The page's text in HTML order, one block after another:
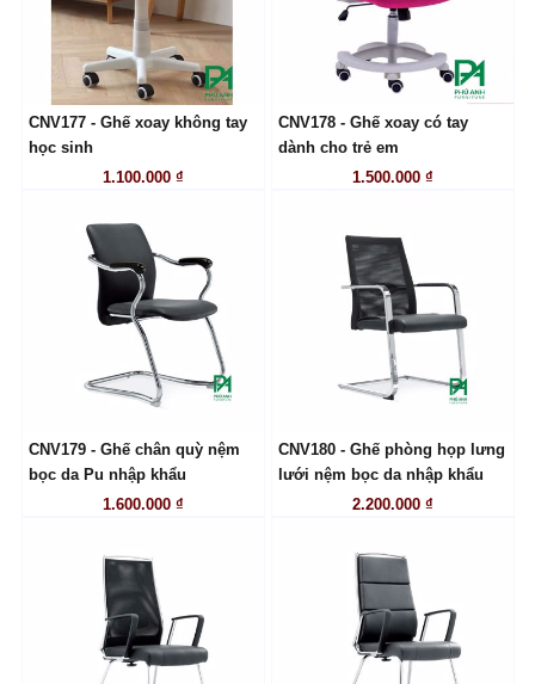
CNV177 - Ghế xoay không tay
học sinh
1.100.000 ₫
LIÊN HỆ
CNV178 - Ghế xoay có tay
dành cho trẻ em
1.500.000 ₫
LIÊN HỆ
CNV179 - Ghế chân quỳ nệm
bọc da Pu nhập khẩu
1.600.000 ₫
LIÊN HỆ
CNV180 - Ghế phòng họp lưng
lưới nệm bọc da nhập khẩu
2.200.000 ₫